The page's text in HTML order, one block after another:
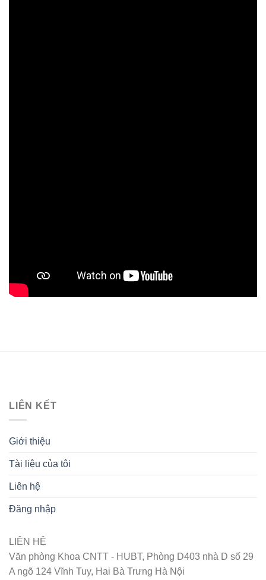
LIÊN KẾT
Giới thiệu
Tài liệu của tôi
Liên hệ
Đăng nhập
LIÊN HỆ
Văn phòng Khoa CNTT - HUBT, Phòng D403 nhà D số 29
A ngõ 124 Vĩnh Tuy, Hai Bà Trưng Hà Nội